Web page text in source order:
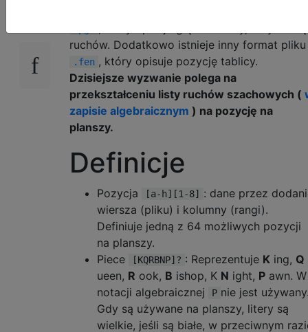
ruchów. Dodatkowo istnieje inny format pliku
.fen , który opisuje pozycję tablicy.
Dzisiejsze wyzwanie polega na
przekształceniu listy ruchów szachowych (
zapisie algebraicznym ) na pozycję na
planszy.
Definicje
Pozycja [a-h][1-8]
: dane przez
wiersza (pliku) i kolumny (rangi).
Definiuje jedną z 64 możliwych pozycji
na planszy.
Piece
[KQRBNP]? : Reprezentuje K ing, Q
ueen, R ook, B ishop, K N ight, P awn. W
notacji algebraicznej
P nie jest
Gdy są używane na planszy, litery są
wielkie, jeśli są białe, w przeciwnym